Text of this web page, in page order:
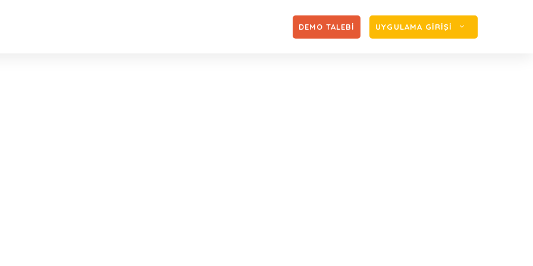
DEMO TALEBİ UYGULAMA GİRİŞİ